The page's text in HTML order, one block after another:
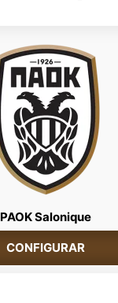
PAOK Salonique
CONFIGURAR